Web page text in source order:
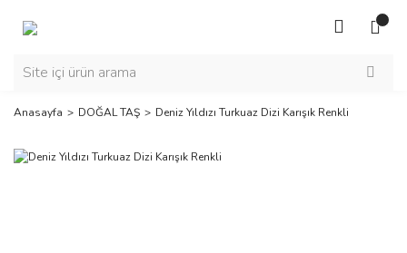
Anasayfa DOĞAL TAŞ Deniz Yıldızı Turkuaz Dizi Karışık Renkli